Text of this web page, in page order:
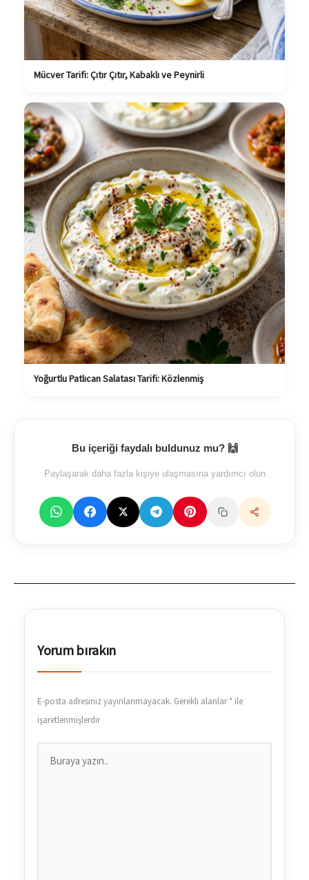
Mücver Tarifi: Çıtır Çıtır, Kabaklı ve Peynirli
Yoğurtlu Patlıcan Salatası Tarifi: Közlenmiş
Bu içeriği faydalı buldunuz mu? 🙌
Paylaşarak daha fazla kişiye ulaşmasına yardımcı olun
Yorum bırakın
E-posta adresiniz yayınlanmayacak. Gerekli alanlar* ile
işaretlenmişlerdir